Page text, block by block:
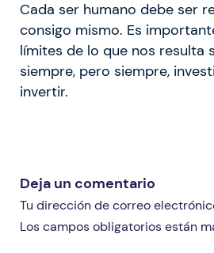
Cada ser humano debe ser
consigo mismo. Es
límites de lo que nos resulta
siempre, pero siempre,
invertir.
Deja un comentario
Tu dirección de correo
Los campos obligatorios están